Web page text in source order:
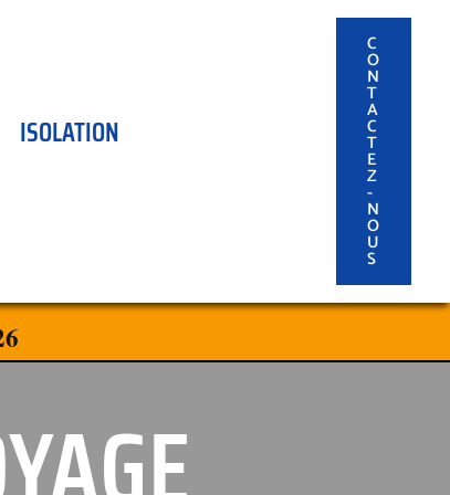
ISOLATION
C
O
N
T
A
C
T
E
Z
-
N
O
U
S